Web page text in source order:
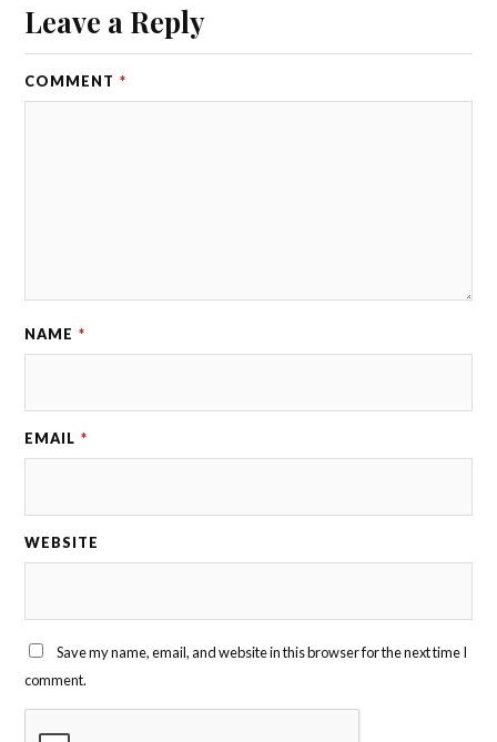
Leave a Reply
COMMENT *
NAME *
EMAIL *
WEBSITE
Save my name, email, and website in this browser for the next time I
comment.